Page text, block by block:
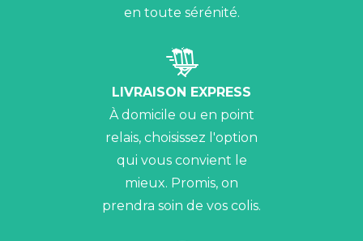
en toute sérénité.
LIVRAISON EXPRESS
À domicile ou en point
relais, choisissez l'option
qui vous convient le
mieux. Promis, on
prendra soin de vos colis.